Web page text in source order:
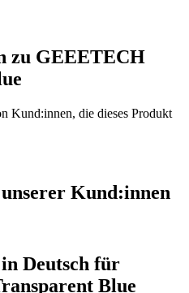
zu GEEETECH
Kund:innen, die dieses Produkt
Kund:innen
Deutsch für
Blue